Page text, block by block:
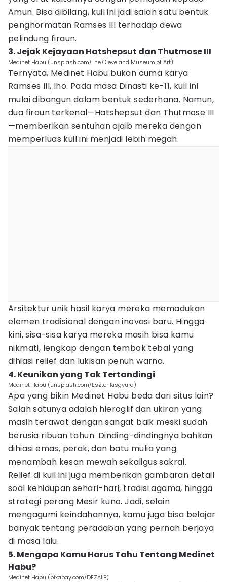
Amun. Bisa dibilang, kuil ini jadi salah satu bentuk
penghormatan Ramses III terhadap dewa
pelindung firaun.
3. Jejak Kejayaan Hatshepsut dan Thutmose III
Medinet Habu (unsplash.com/The Cleveland Museum of Art)
Ternyata, Medinet Habu bukan cuma karya
Ramses III, lho. Pada masa Dinasti ke-11, kuil ini
mulai dibangun dalam bentuk sederhana. Namun,
dua firaun terkenal—Hatshepsut dan Thutmose III
—memberikan sentuhan ajaib mereka dengan
memperluas kuil ini menjadi lebih megah.
Arsitektur unik hasil karya mereka memadukan
elemen tradisional dengan inovasi baru. Hingga
kini, sisa-sisa karya mereka masih bisa kamu
nikmati, lengkap dengan tembok tebal yang
dihiasi relief dan lukisan penuh warna.
4. Keunikan yang Tak Tertandingi
Medinet Habu (unsplash.com/Eszter Kisgyura)
Apa yang bikin Medinet Habu beda dari situs lain?
Salah satunya adalah hieroglif dan ukiran yang
masih terawat dengan sangat baik meski sudah
berusia ribuan tahun. Dinding-dindingnya bahkan
dihiasi emas, perak, dan batu mulia yang
menambah kesan mewah sekaligus sakral.
Relief di kuil ini juga memberikan gambaran detail
soal kehidupan sehari-hari, tradisi agama, hingga
strategi perang Mesir kuno. Jadi, selain
mengagumi keindahannya, kamu juga bisa belajar
banyak tentang peradaban yang pernah berjaya
di masa lalu.
5. Mengapa Kamu Harus Tahu Tentang Medinet
Habu?
Medinet Habu (pixabay.com/DEZALB)